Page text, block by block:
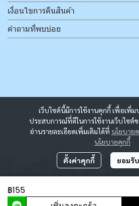
฿155
เว็บไซต์นี้มีการใช้งานคุกกี้ เพื่อเพิ่
ประสบการณ์ที่ดีในการใช้งานเว็บไซต์
อ่านรายละเอียดเพิ่มเติมได้ที่ นโยบาย
นโยบายคุกกี้
ตั้งค่าคุกกี้ ยอมรั
เงื่อนไขการคืนสินค้า
คำถามที่พบบ่อย
ผู้เข้าชมวันนี้